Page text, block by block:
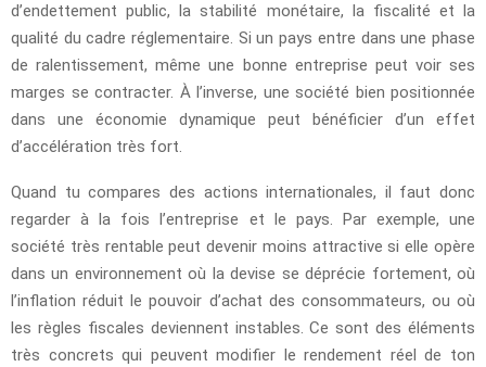
d’endettement public, la stabilité monétaire, la fiscalité et la
qualité du cadre réglementaire. Si un pays entre dans une phase
de ralentissement, même une bonne entreprise peut voir ses
marges se contracter. À l’inverse, une société bien positionnée
dans une économie dynamique peut bénéficier d’un effet
d’accélération très fort.
Quand tu compares des actions internationales, il faut donc
regarder à la fois l’entreprise et le pays. Par exemple, une
société très rentable peut devenir moins attractive si elle opère
dans un environnement où la devise se déprécie fortement, où
l’inflation réduit le pouvoir d’achat des consommateurs, ou où
les règles fiscales deviennent instables. Ce sont des éléments
très concrets qui peuvent modifier le rendement réel de ton